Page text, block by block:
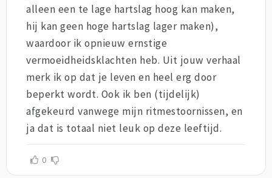
alleen een te lage hartslag hoog kan maken,
hij kan geen hoge hartslag lager maken),
waardoor ik opnieuw ernstige
vermoeidheidsklachten heb. Uit jouw verhaal
merk ik op dat je leven en heel erg door
beperkt wordt. Ook ik ben (tijdelijk)
afgekeurd vanwege mijn ritmestoornissen, en
ja dat is totaal niet leuk op deze leeftijd.
0